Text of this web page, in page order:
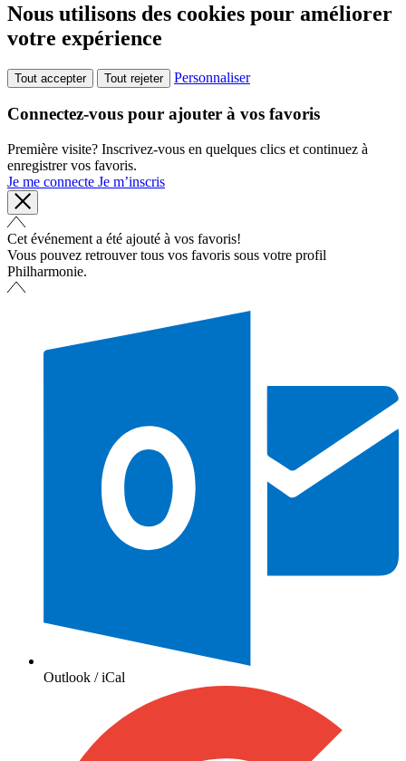
Nous utilisons des cookies pour améliorer
votre expérience
Tout accepter Tout rejeter Personnaliser
Connectez-vous pour ajouter à vos favoris
Première visite? Inscrivez-vous en quelques clics et continuez à
enregistrer vos favoris.
Je me connecte Je m’inscris
Cet événement a été ajouté à vos favoris!
Vous pouvez retrouver tous vos favoris sous votre profil
Philharmonie.
Outlook / iCal